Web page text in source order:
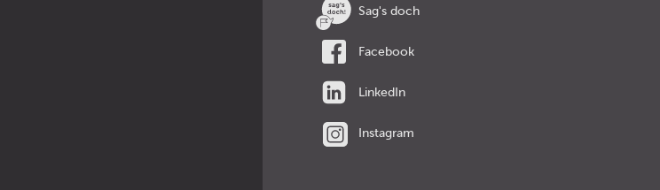
Sag's doch
Facebook
LinkedIn
Instagram